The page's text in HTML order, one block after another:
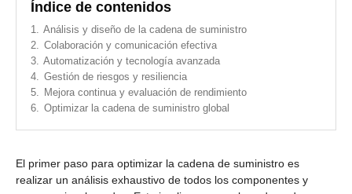
Índice de contenidos
1. Análisis y diseño de la cadena de suministro
2. Colaboración y comunicación efectiva
3. Automatización y tecnología avanzada
4. Gestión de riesgos y resiliencia
5.
Mejora continua y evaluación de rendimiento
6. Optimizar la cadena de suministro global
El primer paso para optimizar la cadena de suministro es
realizar un análisis exhaustivo de todos los componentes y